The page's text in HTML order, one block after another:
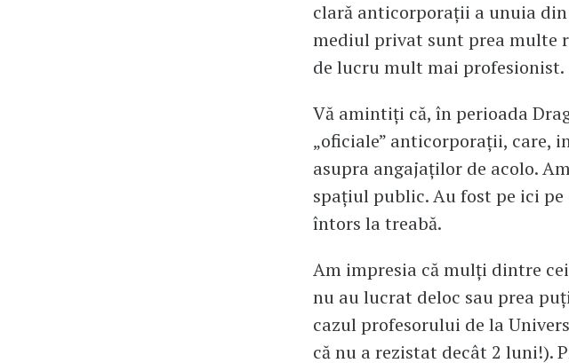
clară anticorporații a unuia
mediul privat sunt prea multe
de lucru mult mai profesionist.
Vă amintiți că, în perioada
„oficiale” anticorporații, care,
asupra angajaților de acolo.
spațiul public. Au fost pe ici
întors la treabă.
Am impresia că mulți dintre
nu au lucrat deloc sau prea
cazul profesorului de la
că nu a rezistat decât 2 luni!).